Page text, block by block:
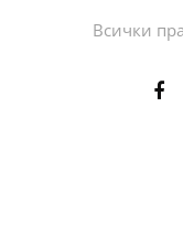
Всички